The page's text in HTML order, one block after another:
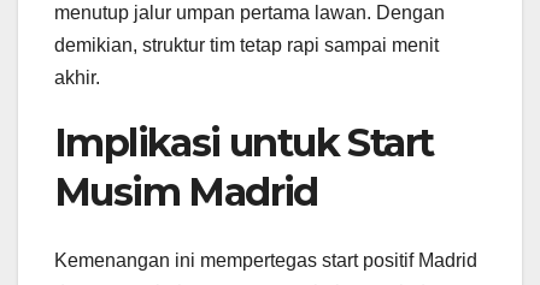
menutup jalur umpan pertama lawan. Dengan
demikian, struktur tim tetap rapi sampai menit
akhir.
Implikasi untuk Start
Musim Madrid
Kemenangan ini mempertegas start positif Madrid